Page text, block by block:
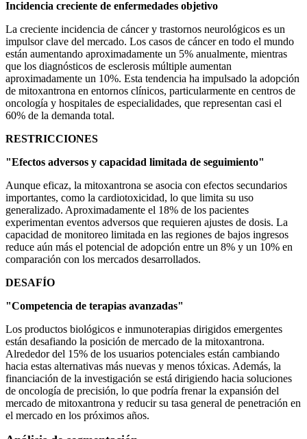
Incidencia creciente de enfermedades objetivo
La creciente incidencia de cáncer y trastornos neurológicos es un
impulsor clave del mercado. Los casos de cáncer en todo el mundo
están aumentando aproximadamente un 5% anualmente, mientras
que los diagnósticos de esclerosis múltiple aumentan
aproximadamente un 10%. Esta tendencia ha impulsado la adopción
de mitoxantrona en entornos clínicos, particularmente en centros de
oncología y hospitales de especialidades, que representan casi el
60% de la demanda total.
RESTRICCIONES
"Efectos adversos y capacidad limitada de seguimiento"
Aunque eficaz, la mitoxantrona se asocia con efectos secundarios
importantes, como la cardiotoxicidad, lo que limita su uso
generalizado. Aproximadamente el 18% de los pacientes
experimentan eventos adversos que requieren ajustes de dosis. La
capacidad de monitoreo limitada en las regiones de bajos ingresos
reduce aún más el potencial de adopción entre un 8% y un 10% en
comparación con los mercados desarrollados.
DESAFÍO
"Competencia de terapias avanzadas"
Los productos biológicos e inmunoterapias dirigidos emergentes
están desafiando la posición de mercado de la mitoxantrona.
Alrededor del 15% de los usuarios potenciales están cambiando
hacia estas alternativas más nuevas y menos tóxicas. Además, la
financiación de la investigación se está dirigiendo hacia soluciones
de oncología de precisión, lo que podría frenar la expansión del
mercado de mitoxantrona y reducir su tasa general de penetración en
el mercado en los próximos años.